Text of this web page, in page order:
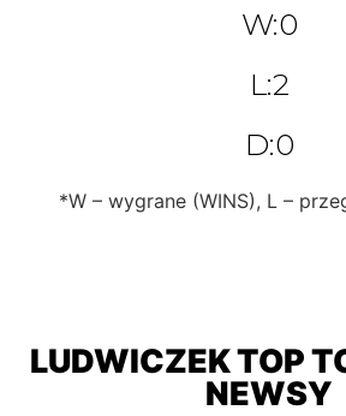
W:0
L:2
D:0
*W – wygrane (WINS), L –
LUDWICZEK TOP
NEWSY